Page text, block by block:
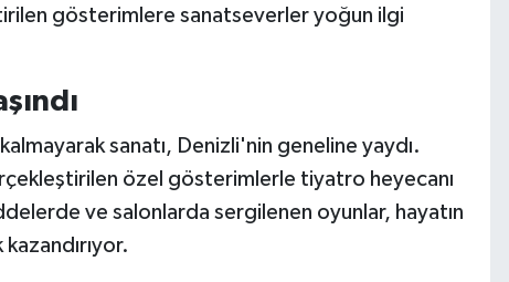
gösterimlere sanatseverler yoğun ilgi
sanatı, Denizli'nin geneline yaydı.
özel gösterimlerle tiyatro heyecanı
ve salonlarda sergilenen oyunlar, hayatın